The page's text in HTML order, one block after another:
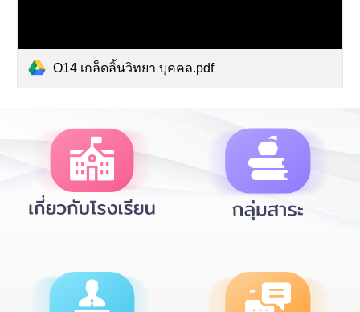
O14 เกล็ดลิ้นวิทยา บุคคล.pdf